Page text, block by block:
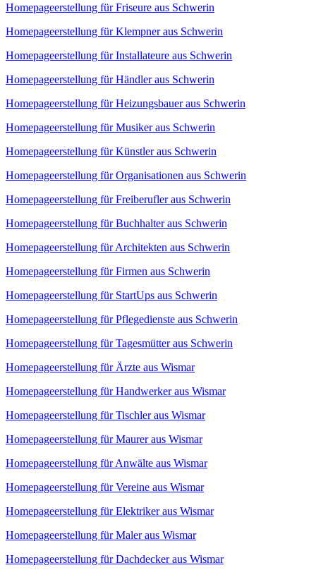
Homepageerstellung für Friseure aus Schwerin
Homepageerstellung für Klempner aus Schwerin
Homepageerstellung für Installateure aus Schwerin
Homepageerstellung für Händler aus Schwerin
Homepageerstellung für Heizungsbauer aus Schwerin
Homepageerstellung für Musiker aus Schwerin
Homepageerstellung für Künstler aus Schwerin
Homepageerstellung für Organisationen aus Schwerin
Homepageerstellung für Freiberufler aus Schwerin
Homepageerstellung für Buchhalter aus Schwerin
Homepageerstellung für Architekten aus Schwerin
Homepageerstellung für Firmen aus Schwerin
Homepageerstellung für StartUps aus Schwerin
Homepageerstellung für Pflegedienste aus Schwerin
Homepageerstellung für Tagesmütter aus Schwerin
Homepageerstellung für Ärzte aus Wismar
Homepageerstellung für Handwerker aus Wismar
Homepageerstellung für Tischler aus Wismar
Homepageerstellung für Maurer aus Wismar
Homepageerstellung für Anwälte aus Wismar
Homepageerstellung für Vereine aus Wismar
Homepageerstellung für Elektriker aus Wismar
Homepageerstellung für Maler aus Wismar
Homepageerstellung für Dachdecker aus Wismar